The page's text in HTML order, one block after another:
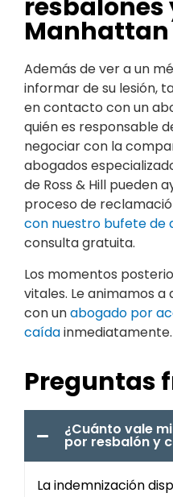
resbalones
Manhattan
Además de ver a un
informar de su lesión,
en contacto con un
quién es responsable
negociar con la
abogados
de Ross & Hill pueden
proceso de
con nuestro bufete de
consulta gratuita.
Los momentos
vitales. Le animamos
con unabogado por
caídainmediatamente.
Preguntas
¿Cuánto vale
por resbalón y
La indemnización